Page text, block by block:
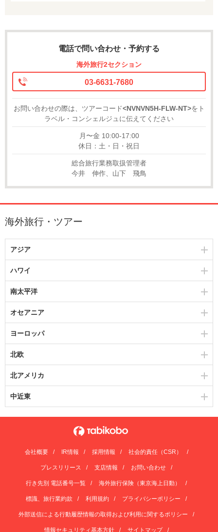
電話で問い合わせ・予約する
海外旅行2セクション
03-6631-7680
お問い合わせの際は、ツアーコード<NVNVN5H-FLW-NT>をト
ラベル・コンシェルジュに伝えてください
月〜金 10:00-17:00
休日：土・日・祝日
総合旅行業務取扱管理者
今井 伸作、山下 飛鳥
海外旅行・ツアー
アジア
ハワイ
南太平洋
オセアニア
ヨーロッパ
北欧
北アメリカ
中近東
会社概要 IR情報 採用情報 社会的責任（CSR）
プレスリリース 支店情報 お問い合わせ
行き先別 電話番号一覧 海外旅行保険（東京海上日動）
標識、旅行業約款 利用規約 プライバシーポリシー
外部送信による行動履歴情報の取得および利用に関するポリシー
情報セキュリティ基本方針 サイトマップ